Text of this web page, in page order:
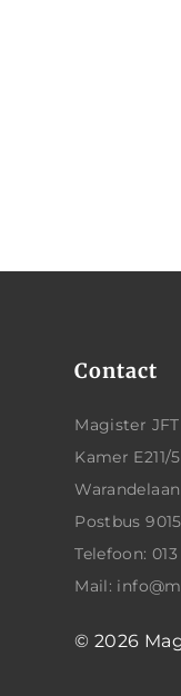
Contact
Magister JFT
Kamer E211/
Postbus
Telefoon:
Mail:
© 2026